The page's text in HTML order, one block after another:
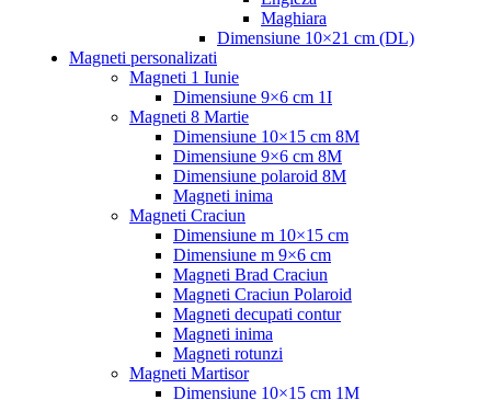
Maghiara
Dimensiune 10×21 cm (DL)
Magneti personalizati
Magneti 1 Iunie
Dimensiune 9×6 cm 1I
Magneti 8 Martie
Dimensiune 10×15 cm 8M
Dimensiune 9×6 cm 8M
Dimensiune polaroid 8M
Magneti inima
Magneti Craciun
Dimensiune m 10×15 cm
Dimensiune m 9×6 cm
Magneti Brad Craciun
Magneti Craciun Polaroid
Magneti decupati contur
Magneti inima
Magneti rotunzi
Magneti Martisor
Dimensiune 10×15 cm 1M